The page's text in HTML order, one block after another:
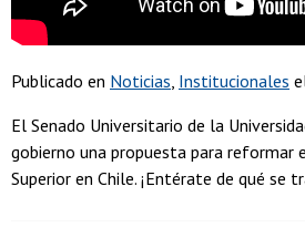
Publicado en Noticias Institucionales
El Senado Universitario de la
gobierno una propuesta para reformar
Superior en Chile. ¡Entérate de qué se